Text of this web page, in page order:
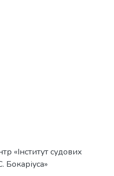
«Інститут судових
Бокаріуса»